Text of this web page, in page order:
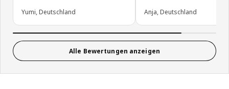
Yumi, Deutschland Anja, Deutschland
Alle Bewertungen anzeigen